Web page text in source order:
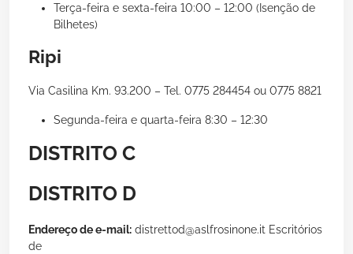
Terça-feira e sexta-feira 10:00 – 12:00 (Isenção de
Bilhetes)
Ripi
Via Casilina Km. 93.200 – Tel. 0775 284454 ou 0775 8821
Segunda-feira e quarta-feira 8:30 – 12:30
DISTRITO C
DISTRITO D
Endereço de e-mail: distrettod@aslfrosinone.it Escritórios
de